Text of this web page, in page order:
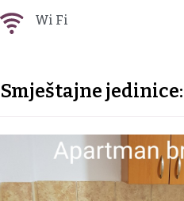
Wi Fi
Smještajne jedinice: